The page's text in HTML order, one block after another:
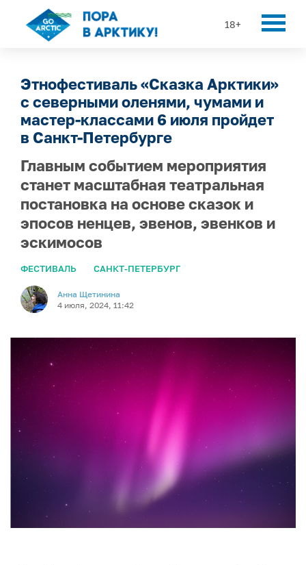
18+
Этнофестиваль «Сказка Арктики»
с северными оленями, чумами и
мастер-классами 6 июля пройдет
в Санкт-Петербурге
Главным событием мероприятия
станет масштабная театральная
постановка на основе сказок и
эпосов ненцев, эвенов, эвенков и
эскимосов
ФЕСТИВАЛЬ САНКТ-ПЕТЕРБУРГ
Анна Щетинина
4 июля, 2024, 11:42